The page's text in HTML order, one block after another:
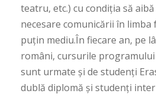
teatru, etc.) cu condiția să
necesare comunicării în limba
puțin mediu.În fiecare an, pe
români, cursurile
sunt urmate și de studenți
dublă diplomă și studenți